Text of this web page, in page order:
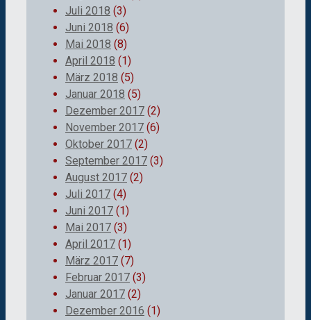
Juli 2018 (3)
Juni 2018 (6)
Mai 2018 (8)
April 2018 (1)
März 2018 (5)
Januar 2018 (5)
Dezember 2017 (2)
November 2017 (6)
Oktober 2017 (2)
September 2017 (3)
August 2017 (2)
Juli 2017 (4)
Juni 2017 (1)
Mai 2017 (3)
April 2017 (1)
März 2017 (7)
Februar 2017 (3)
Januar 2017 (2)
Dezember 2016 (1)